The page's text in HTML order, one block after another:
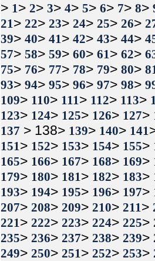
> 1 > 2> 3> 4> 5> 6> 7> 8>
21 > 22> 23> 24> 25> 26>
39> 40> 41 > 42> 43> 44>
57> 58> 59> 60> 61 > 62>
75> 76> 77> 78> 79> 80>
93> 94> 95> 96> 97> 98>
109> 110> 111 > 112> 113>
123> 124> 125> 126> 127>
137 > 138> 139> 140> 141
151 > 152> 153> 154> 155>
165> 166> 167> 168> 169>
179> 180> 181 > 182> 183>
193> 194> 195> 196> 197>
207> 208> 209> 210> 211 >
221 > 222> 223> 224> 225>
235> 236> 237> 238> 239>
249> 250> 251 > 252> 253>